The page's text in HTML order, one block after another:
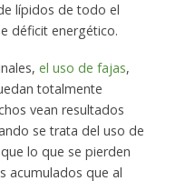
lípidos de todo el
déficit energético.
el uso de fajas,
totalmente
vean resultados
se trata del uso de
lo que se pierden
acumulados que al